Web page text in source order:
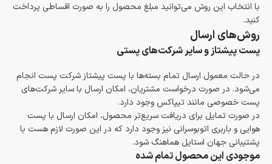
با انتخاب این روش می‌توانید مبلغ محصول را به صورت اقساطی پرداخت
کنید.
روش‌های ارسال
پست پیشتاز و سایر شرکت‌های پستی
در حالت معمول ارسال تمام بسته‌ها با پست پیشتاز شرکت پست انجام
می‌شود. در صورت درخواست مشتریان، امکان ارسال با سایر شرکت‌های
پست خصوصی مانند تیپاکس وجود دارد.
در صورت تمایل برای دریافت سریع‌تر محصول، امکان ارسال با پست
هوایی و باربری اتوبوسرانی نیز وجود دارد که در این صورت لازم هست با
پشتیبانی جهان استایل هماهنگ شود.
موجودی این محصول تمام شده